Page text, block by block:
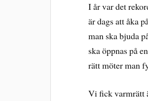
I år var det
är dags att åka
man ska bjuda
ska öppnas på
rätt möter man
Vi fick varmrätt